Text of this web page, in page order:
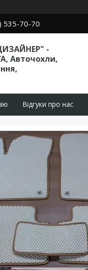
535-70-70
-
Авточохли,
Відгуки про нас